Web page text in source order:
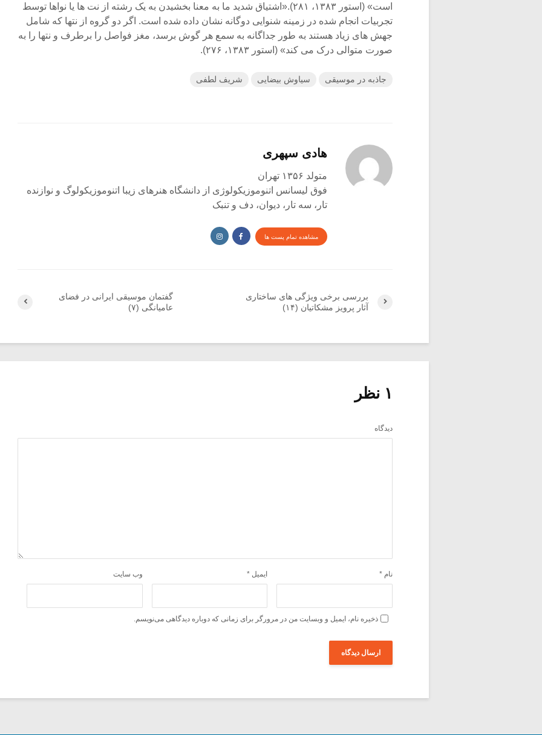
است» (استور ۱۳۸۳، ۲۸۱).«اشتیاق شدید ما به معنا بخشیدن به یک رشته از نت­ ها یا نواها توسط
تجربیات انجام شده در زمینه شنوایی دوگانه نشان داده شده است. اگر دو گروه از نت­ها که شامل
جهش ­های زیاد هستند به طور جداگانه به سمع هر گوش برسد، مغز فواصل را برطرف و نت­ها را به
صورت متوالی درک می کند» (استور ۱۳۸۳، ۲۷۶).
جاذبه در موسیقی سیاوش بیضایی شریف لطفی
هادی سپهری
متولد ۱۳۵۶ تهران
فوق لیسانس اتنوموزیکولوژی از دانشگاه هنرهای زیبا اتنوموزیکولوگ و نوازنده
تار، سه تار، دیوان، دف و تنبک
مشاهده تمام پست ها
گفتمان موسیقی ایرانی در فضای
عامیانگی (۷)
بررسی برخی ویژگی های ساختاری
آثار پرویز مشکاتیان (۱۴)
۱ نظر
دیدگاه
نام * ایمیل * وب‌ سایت
ذخیره نام، ایمیل و وبسایت من در مرورگر برای زمانی که دوباره دیدگاهی می‌نویسم.